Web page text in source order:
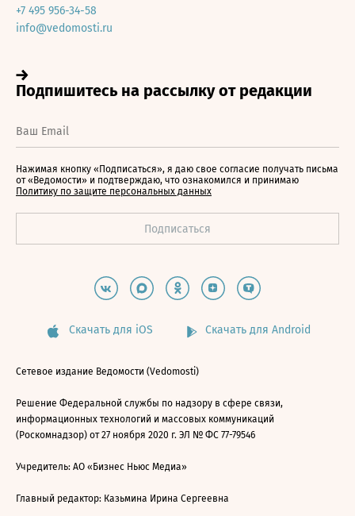
+7 495 956-34-58
info@vedomosti.ru
Нажимая кнопку «Подписаться», я даю свое согласие получать письма
от «Ведомости» и подтверждаю, что ознакомился и принимаю
Политику по защите персональных данных
Скачать для iOS Скачать для Android
Сетевое издание Ведомости (Vedomosti)
Решение Федеральной службы по надзору в сфере связи,
информационных технологий и массовых коммуникаций
(Роскомнадзор) от 27 ноября 2020 г. ЭЛ № ФС 77-79546
Учредитель: АО «Бизнес Ньюс Медиа»
Главный редактор: Казьмина Ирина Сергеевна